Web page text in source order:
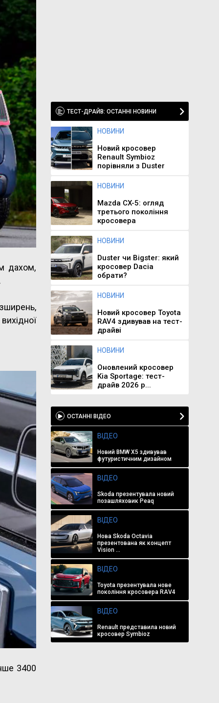
дахом,
3400
ТЕСТ-ДРАЙВ: ОСТАННІ НОВИНИ
НОВИНИ
Новий кросовер
Renault Symbioz
порівняли з Duster
НОВИНИ
Mazda CX-5: огляд
третього покоління
кросовера
НОВИНИ
Duster чи Bigster: який
кросовер Dacia
обрати?
НОВИНИ
Новий кросовер Toyota
RAV4 здивував на тест-
драйві
НОВИНИ
Оновлений кросовер
Kia Sportage: тест-
драйв 2026 р...
ОСТАННІ ВІДЕО
ВІДЕО
Новий BMW X5 здивував
футуристичним дизайном
ВІДЕО
Skoda презентувала новий
позашляховик Peaq
ВІДЕО
Нова Skoda Octavia
презентована як концепт
Vision ...
ВІДЕО
Toyota презентувала нове
покоління кросовера RAV4
ВІДЕО
Renault представила новий
кросовер Symbioz